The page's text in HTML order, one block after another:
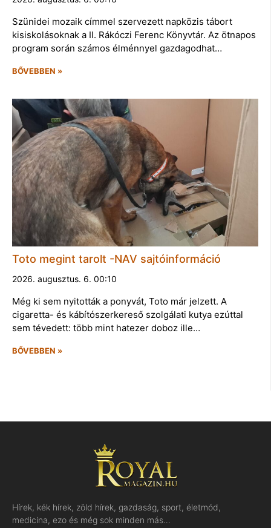
Szünidei mozaik címmel szervezett napközis tábort
kisiskolásoknak a II. Rákóczi Ferenc Könyvtár. Az ötnapos
program során számos élménnyel gazdagodhat…
BŐVEBBEN »
Toto megint tarolt -NAV sajtóinformáció
2026. augusztus. 6. 00:10
Még ki sem nyitották a ponyvát, Toto már jelzett. A
cigaretta- és kábítószerkereső szolgálati kutya ezúttal
sem tévedett: több mint hatezer doboz ille…
BŐVEBBEN »
Hírek, kék hírek, zöld hírek, gazdaság, sport, életmód,
medicina, ezo és még sok minden más…